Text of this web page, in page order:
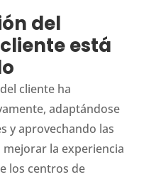
del
está
cliente ha
adaptándose
y aprovechando las
la experiencia
los centros de